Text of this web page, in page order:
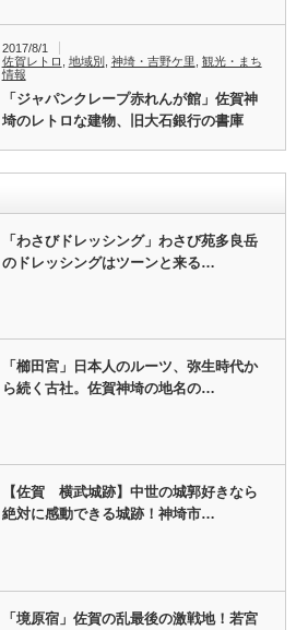
2017/8/1
佐賀レトロ
地域別 神埼・吉野ケ里 観光・まち
情報
「ジャパンクレープ赤れんが館」佐賀神
埼のレトロな建物、旧大石銀行の書庫
「わさびドレッシング」わさび苑多良岳
のドレッシングはツーンと来る…
「櫛田宮」日本人のルーツ、弥生時代か
ら続く古社。佐賀神埼の地名の…
【佐賀 横武城跡】中世の城郭好きなら
絶対に感動できる城跡！神埼市…
「境原宿」佐賀の乱最後の激戦地！若宮